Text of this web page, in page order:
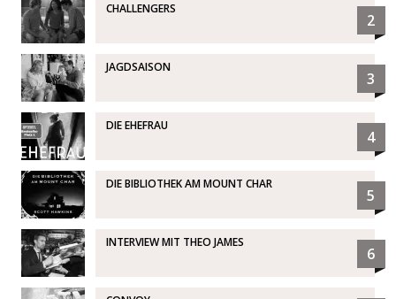
CHALLENGERS
2
JAGDSAISON
3
DIE EHEFRAU
4
DIE BIBLIOTHEK AM MOUNT CHAR
5
INTERVIEW MIT THEO JAMES
6